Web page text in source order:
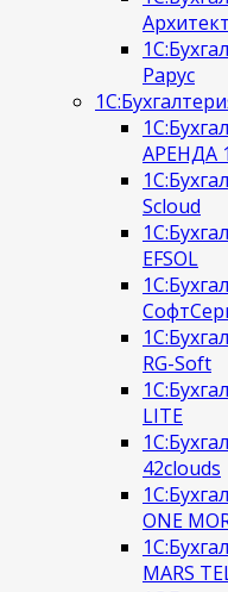
Рарус
АРЕНДА
Scloud
EFSOL
RG-Soft
LITE
42clouds
ONE
MARS